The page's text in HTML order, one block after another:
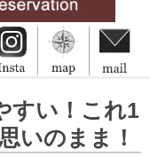
すい！これ1
いのまま！